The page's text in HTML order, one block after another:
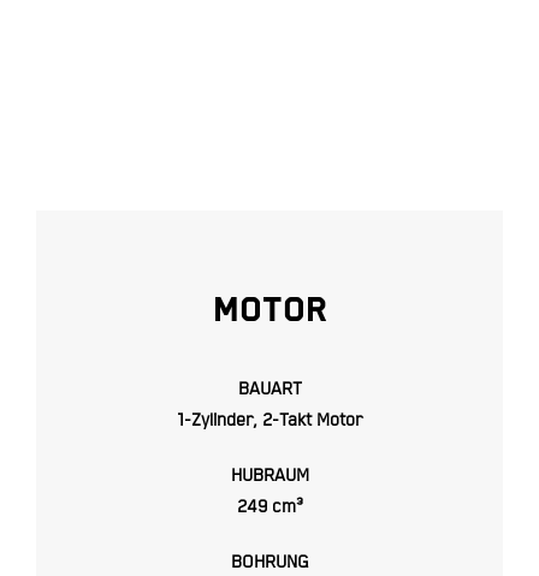
MOTOR
BAUART
1-Zylinder, 2-Takt Motor
HUBRAUM
249 cm³
BOHRUNG